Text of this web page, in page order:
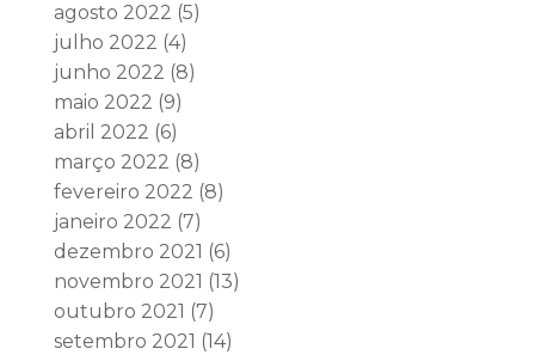
agosto 2022 (5)
julho 2022 (4)
junho 2022 (8)
maio 2022 (9)
abril 2022 (6)
março 2022 (8)
fevereiro 2022 (8)
janeiro 2022 (7)
dezembro 2021 (6)
novembro 2021 (13)
outubro 2021 (7)
setembro 2021 (14)